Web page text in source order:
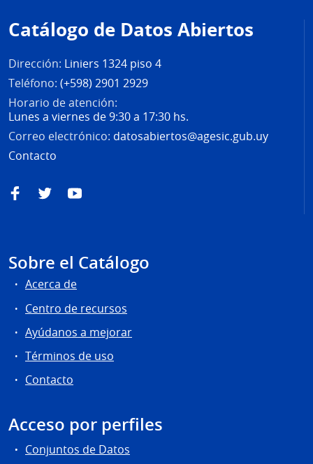
de
página
Catálogo de Datos Abiertos
Dirección: Liniers 1324 piso 4
Teléfono: (+598) 2901 2929
Horario de atención:
Lunes a viernes de 9:30 a 17:30 hs.
Correo electrónico: datosabiertos@agesic.gub.uy
Contacto
FacebookTwitterYouTube
Sobre el Catálogo
Acerca de
Centro de recursos
Ayúdanos a mejorar
Términos de uso
Contacto
Acceso por perfiles
Conjuntos de Datos